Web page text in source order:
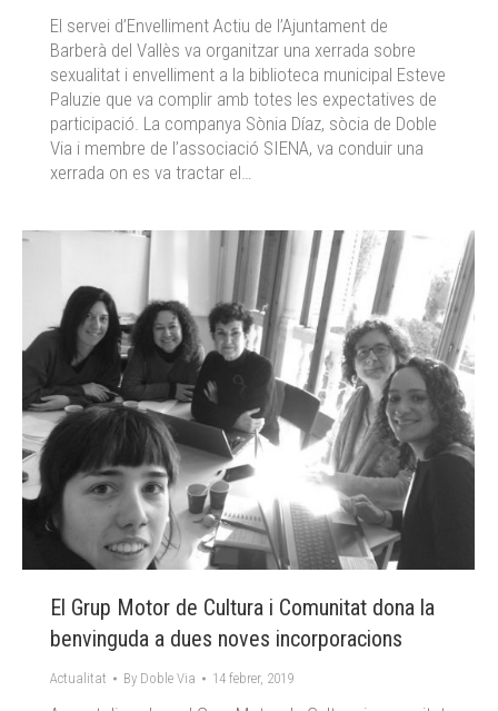
El servei d’Envelliment Actiu de l’Ajuntament de
Barberà del Vallès va organitzar una xerrada sobre
sexualitat i envelliment a la biblioteca municipal Esteve
Paluzie que va complir amb totes les expectatives de
participació. La companya Sònia Díaz, sòcia de Doble
Via i membre de l’associació SIENA, va conduir una
xerrada on es va tractar el…
El Grup Motor de Cultura i Comunitat dona la
benvinguda a dues noves incorporacions
Actualitat By Doble Via 14 febrer, 2019